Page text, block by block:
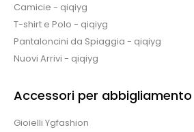
Camicie - qiqiyg
T-shirt e Polo - qiqiyg
Pantaloncini da Spiaggia - qiqiyg
Nuovi Arrivi - qiqiyg
Accessori per abbigliamento
Gioielli Ygfashion